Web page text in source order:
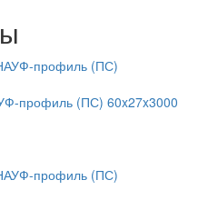
профиль (ПС) 60x27x3000